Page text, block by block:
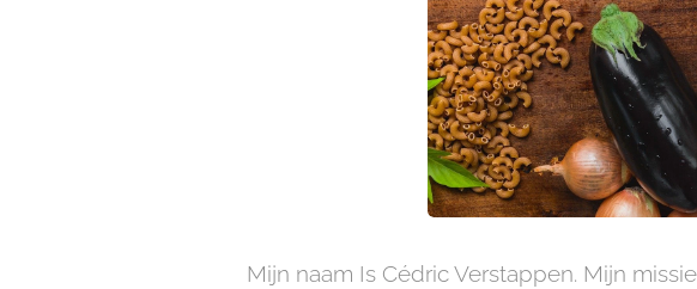
Mijn naam Is Cédric Verstappen. Mijn